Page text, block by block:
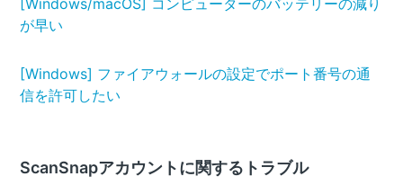
[Windows/macOS] コンピューターのバッテリーの減り
が早い
[Windows] ファイアウォールの設定でポート番号の通
信を許可したい
ScanSnapアカウントに関するトラブル